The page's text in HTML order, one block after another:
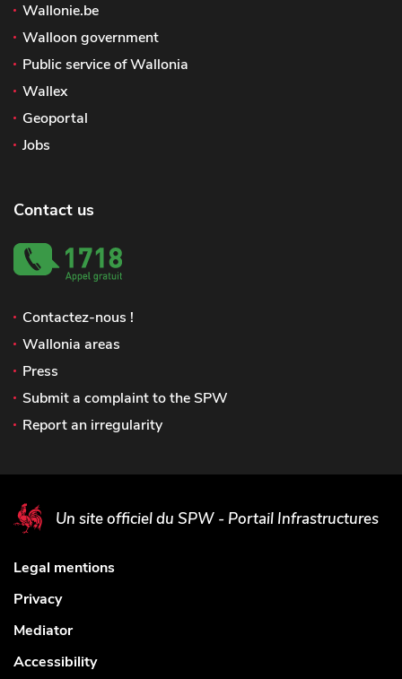
Wallonie.be
Walloon government
Public service of Wallonia
Wallex
Geoportal
Jobs
Contact us
Contactez-nous !
Wallonia areas
Press
Submit a complaint to the SPW
Report an irregularity
Un site officiel du SPW - Portail Infrastructures
Legal mentions
Privacy
Mediator
Accessibility